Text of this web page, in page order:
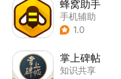
蜂窝助手
手机辅助
1.0
掌上碑帖
知识共享